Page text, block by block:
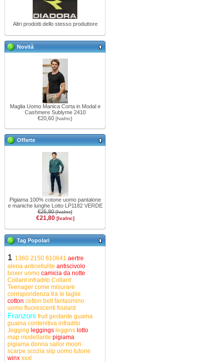
Altri prodotti dello stesso produttore
Novità
Maglia Uomo Manica Corta in Modal e
Cashmere Sublyme 2410
€20,60 [IvaInc]
Offerte
Pigiama 100% cotone uomo pantalone
e maniche lunghe Lotto LP1182 VERDE
€25,80[IvaInc]
€21,80 [IvaInc]
Tag Popolari
1 1360 2150 610641 aertre
alena anticellulite antiscivolo
boxer uomo camicia da notte
Collant infradito Collant
Teenager come misurare
corrispondenza tra le taglie
cotton cotton beltfantasmino
uomo fluorescenti foulard
Franzoni fruitgestante guaina
guaina contenitiva infradito
Jegging leggings leggins lotto
map modellante pigiama
pigiama donna sailor moon
scarpe scozia slip uomo tutone
winx xxxl